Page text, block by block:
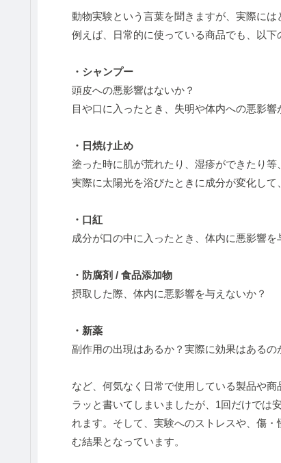
動物実験という言葉を聞きますが、実際には
例えば、日常的に使っている商品でも、以下
・シャンプー
頭皮への悪影響はないか？
目や口に入ったとき、失明や体内への悪影響
・日焼け止め
塗った時に肌が荒れたり、湿疹ができたり等
実際に太陽光を浴びたときに成分が変化して
・口紅
成分が口の中に入ったとき、体内に悪影響を
・防腐剤 / 食品添加物
摂取した際、体内に悪影響を与えないか？
・新薬
副作用の出現はあるか？実際に効果はあるの
など、何気なく日常で使用している製品や
ラッと書いてしまいましたが、1回だけでは
れます。そして、実験へのストレスや、傷
む結果となっています。